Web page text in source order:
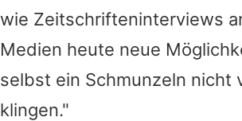
wie Zeitschrifteninterviews
Medien heute neue
selbst ein Schmunzeln nicht
klingen."